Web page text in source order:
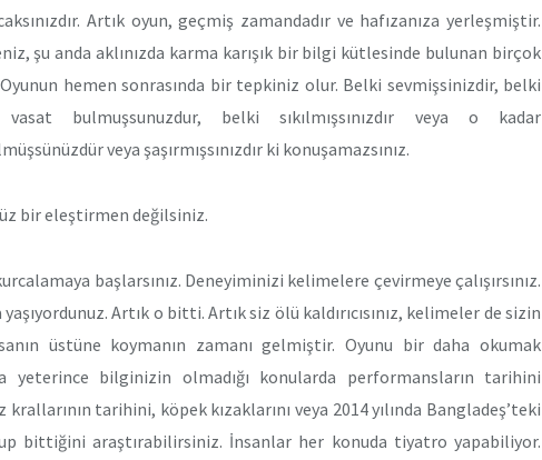
Artık oyun, geçmiş zamandadır ve hafızanıza yerleşmiştir.
şu anda aklınızda karma karışık bir bilgi kütlesinde bulunan birçok
hemen sonrasında bir tepkiniz olur. Belki sevmişsinizdir, belki
bulmuşsunuzdur, belki sıkılmışsınızdır veya o kadar
veya şaşırmışsınızdır ki konuşamazsınız.
bir eleştirmen değilsiniz.
başlarsınız. Deneyiminizi kelimelere çevirmeye çalışırsınız.
Artık o bitti. Artık siz ölü kaldırıcısınız, kelimeler de sizin
üstüne koymanın zamanı gelmiştir. Oyunu bir daha okumak
yeterince bilginizin olmadığı konularda performansların tarihini
tarihini, köpek kızaklarını veya 2014 yılında Bangladeş’teki
bittiğini araştırabilirsiniz. İnsanlar her konuda tiyatro yapabiliyor.